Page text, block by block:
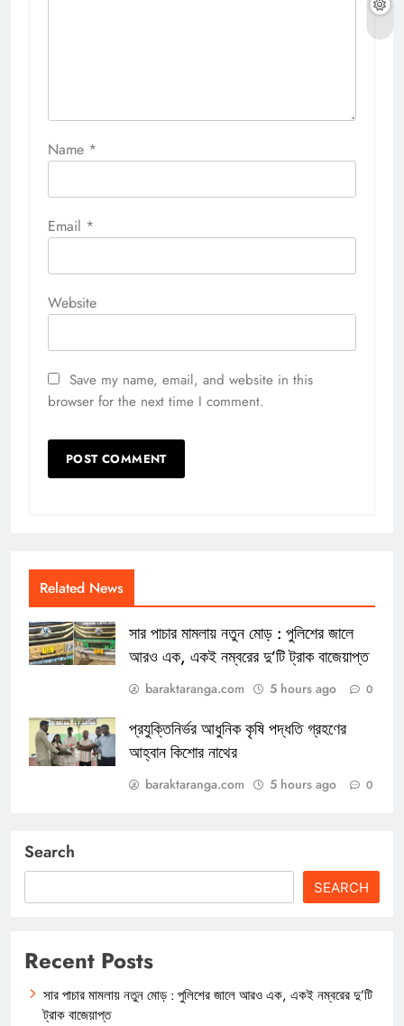
Name *
Email *
Website
Save my name, email, and website in this
browser for the next time I comment.
Related News
সার পাচার মামলায় নতুন মোড় : পুলিশের জালে
আরও এক, একই নম্বরের দু’টি ট্রাক বাজেয়াপ্ত
baraktaranga.com 5 hours ago 0
প্রযুক্তিনির্ভর আধুনিক কৃষি পদ্ধতি গ্রহণের
আহ্বান কিশোর নাথের
baraktaranga.com 5 hours ago 0
Search
SEARCH
Recent Posts
সার পাচার মামলায় নতুন মোড় : পুলিশের জালে আরও এক, একই নম্বরের দু’টি
ট্রাক বাজেয়াপ্ত